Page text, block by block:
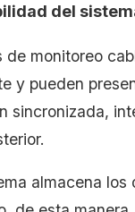
del
de monitoreo
y pueden
sincronizada,
almacena